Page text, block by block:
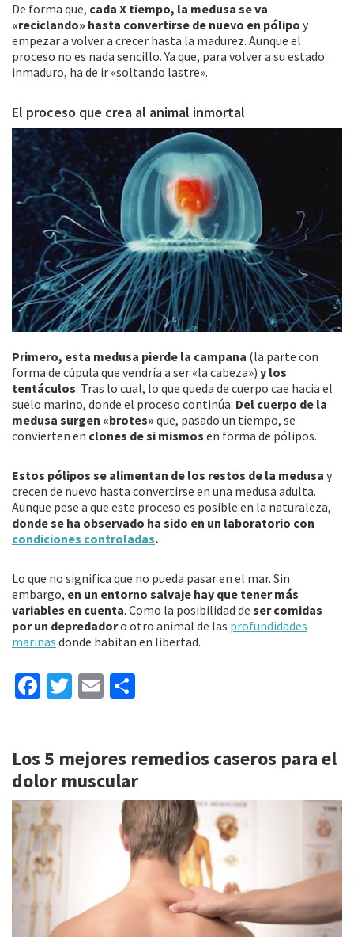
De forma que, cada X tiempo, la medusa se va
«reciclando» hasta convertirse de nuevo en pólipo y
empezar a volver a crecer hasta la madurez. Aunque el
proceso no es nada sencillo. Ya que, para volver a su estado
inmaduro, ha de ir «soltando lastre».
El proceso que crea al animal inmortal
Primero, esta medusa pierde la campana (la parte con
forma de cúpula que vendría a ser «la cabeza») y los
tentáculos. Tras lo cual, lo que queda de cuerpo cae hacia el
suelo marino, donde el proceso continúa. Del cuerpo de la
medusa surgen «brotes» que, pasado un tiempo, se
convierten en clones de si mismos en forma de pólipos.
Estos pólipos se alimentan de los restos de la medusa y
crecen de nuevo hasta convertirse en una medusa adulta.
Aunque pese a que este proceso es posible en la naturaleza,
donde se ha observado ha sido en un laboratorio con
condiciones controladas.
Lo que no significa que no pueda pasar en el mar. Sin
embargo, en un entorno salvaje hay que tener más
variables en cuenta. Como la posibilidad de ser comidas
por un depredadoro otro animal de las profundidades
marinas donde habitan en libertad.
Fa
o
o
k
T
er
E
l
p
ar
tir
Los 5 mejores remedios caseros para el
dolor muscular